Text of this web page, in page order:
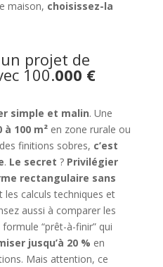
maison, choisissez-la
projet de
100.000 €
simple et malin. Une
à 100 m²en zone rurale ou
finitions sobres, c’est
. Le secret ? Privilégier
rectangulaire sans
les calculs techniques et
aussi à comparer les
“prêt-à-finir” qui
jusqu’à 20 % en
Mais attention, ce